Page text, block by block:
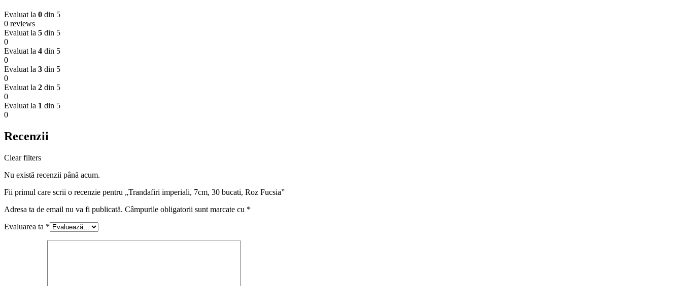
Evaluat la 0 din 5
0 reviews
Evaluat la 5 din 5
0
Evaluat la 4 din 5
0
Evaluat la 3 din 5
0
Evaluat la 2 din 5
0
Evaluat la 1 din 5
0
Recenzii
Clear filters
Nu există recenzii până acum.
Fii primul care scrii o recenzie pentru „Trandafiri imperiali, 7cm, 30 bucati, Roz Fucsia”
Adresa ta de email nu va fi publicată. Câmpurile obligatorii sunt marcate cu *
Evaluarea ta *